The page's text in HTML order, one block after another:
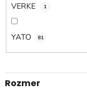
VERKE 1
YATO 81
Rozmer